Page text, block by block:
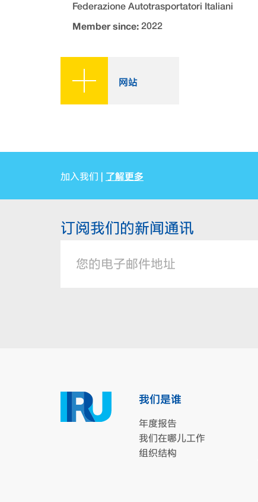
Federazione Autotrasportatori Italiani
Member since: 2022
网站
加入我们 | 了解更多
订阅我们的新闻通讯
我们是谁
年度报告
我们在哪儿工作
组织结构